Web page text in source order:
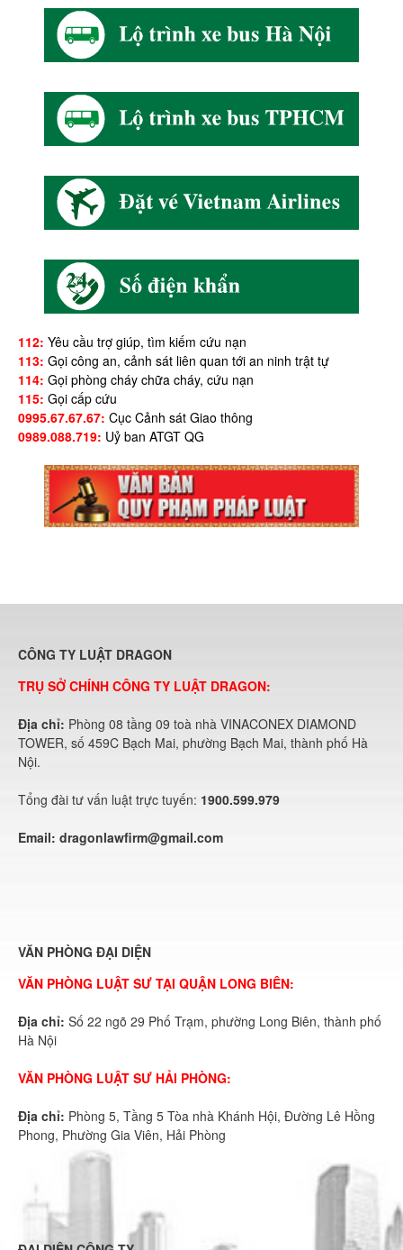
112: Yêu cầu trợ giúp, tìm kiếm cứu nạn
113: Gọi công an, cảnh sát liên quan tới an ninh trật tự
114: Gọi phòng cháy chữa cháy, cứu nạn
115: Gọi cấp cứu
0995.67.67.67: Cục Cảnh sát Giao thông
0989.088.719: Uỷ ban ATGT QG
CÔNG TY LUẬT DRAGON
TRỤ SỞ CHÍNH CÔNG TY LUẬT DRAGON:
Địa chỉ: Phòng 08 tầng 09 toà nhà VINACONEX DIAMOND
TOWER, số 459C Bạch Mai, phường Bạch Mai, thành phố Hà
Nội.
Tổng đài tư vấn luật trực tuyến: 1900.599.979
Email: dragonlawfirm@gmail.com
VĂN PHÒNG ĐẠI DIỆN
VĂN PHÒNG LUẬT SƯ TẠI QUẬN LONG BIÊN:
Địa chỉ: Số 22 ngõ 29 Phố Trạm, phường Long Biên, thành phố
Hà Nội
VĂN PHÒNG LUẬT SƯ HẢI PHÒNG:
Địa chỉ: Phòng 5, Tầng 5 Tòa nhà Khánh Hội, Đường Lê Hồng
Phong, Phường Gia Viên, Hải Phòng